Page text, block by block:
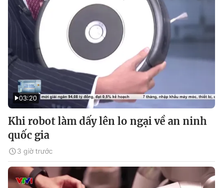
03:20
Khi robot làm dấy lên lo ngại về an ninh
quốc gia
3 giờ trước